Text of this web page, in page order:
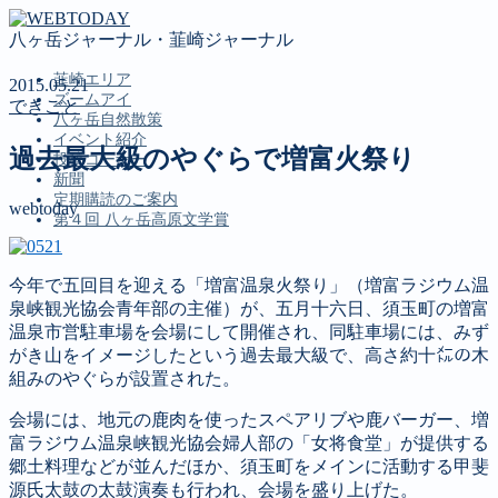
八ヶ岳ジャーナル・韮崎ジャーナル
韮崎エリア
ズームアイ
八ヶ岳自然散策
イベント紹介
投稿コーナー
新聞
定期購読のご案内
第４回 八ヶ岳高原文学賞
MENU
韮崎エリア
ズームアイ
八ヶ岳自然散策
投稿コーナー
新聞
定期購読のご案内
第４回 八ヶ岳高原文学賞
2015.05.21
できごと
過去最大級のやぐらで増富火祭り
webtoday
今年で五回目を迎える「増富温泉火祭り」（増富ラジウム温
泉峡観光協会青年部の主催）が、五月十六日、須玉町の増富
温泉市営駐車場を会場にして開催され、同駐車場には、みず
がき山をイメージしたという過去最大級で、高さ約十㍍の木
組みのやぐらが設置された。
会場には、地元の鹿肉を使ったスペアリブや鹿バーガー、増
富ラジウム温泉峡観光協会婦人部の「女将食堂」が提供する
郷土料理などが並んだほか、須玉町をメインに活動する甲斐
源氏太鼓の太鼓演奏も行われ、会場を盛り上げた。